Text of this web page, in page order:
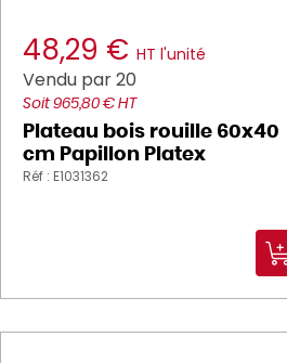
48,29 € HT l'unité
Vendu par 20
Soit 965,80 € HT
Plateau bois rouille 60x40
cm Papillon Platex
Réf : E1031362